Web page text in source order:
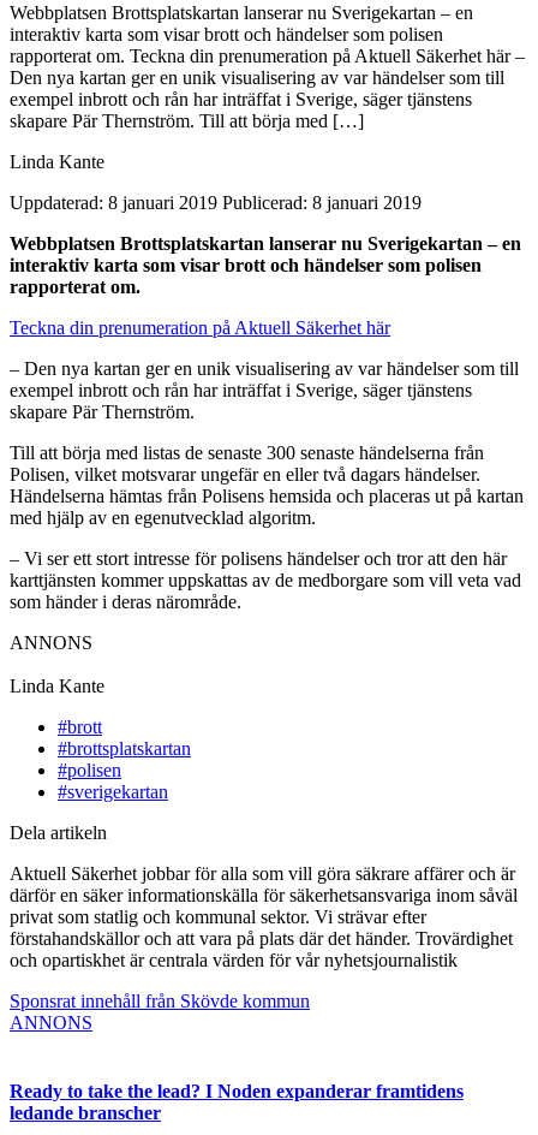
Webbplatsen Brottsplatskartan lanserar nu Sverigekartan – en
interaktiv karta som visar brott och händelser som polisen
rapporterat om. Teckna din prenumeration på Aktuell Säkerhet här –
Den nya kartan ger en unik visualisering av var händelser som till
exempel inbrott och rån har inträffat i Sverige, säger tjänstens
skapare Pär Thernström. Till att börja med […]
Linda Kante
Uppdaterad: 8 januari 2019 Publicerad: 8 januari 2019
Webbplatsen Brottsplatskartan lanserar nu Sverigekartan – en
interaktiv karta som visar brott och händelser som polisen
rapporterat om.
Teckna din prenumeration på Aktuell Säkerhet här
– Den nya kartan ger en unik visualisering av var händelser som till
exempel inbrott och rån har inträffat i Sverige, säger tjänstens
skapare Pär Thernström.
Till att börja med listas de senaste 300 senaste händelserna från
Polisen, vilket motsvarar ungefär en eller två dagars händelser.
Händelserna hämtas från Polisens hemsida och placeras ut på kartan
med hjälp av en egenutvecklad algoritm.
– Vi ser ett stort intresse för polisens händelser och tror att den här
karttjänsten kommer uppskattas av de medborgare som vill veta vad
som händer i deras närområde.
ANNONS
Linda Kante
#brott
#brottsplatskartan
#polisen
#sverigekartan
Dela artikeln
Aktuell Säkerhet jobbar för alla som vill göra säkrare affärer och är
därför en säker informationskälla för säkerhetsansvariga inom såväl
privat som statlig och kommunal sektor. Vi strävar efter
förstahandskällor och att vara på plats där det händer. Trovärdighet
och opartiskhet är centrala värden för vår nyhetsjournalistik
Sponsrat innehåll från Skövde kommun
ANNONS
Ready to take the lead? I Noden expanderar framtidens
ledande branscher